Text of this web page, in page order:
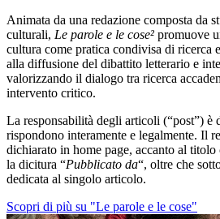
Animata da una redazione composta da
culturali, Le parole e le cose² promuove
cultura come pratica condivisa di ricerca
alla diffusione del dibattito letterario e
valorizzando il dialogo tra ricerca
intervento critico.
La responsabilità degli articoli (“post”) è
rispondono interamente e legalmente. Il
dichiarato in home page, accanto al
la dicitura “Pubblicato da“, oltre che
dedicata al singolo articolo.
Scopri di più su "Le parole e le cose"